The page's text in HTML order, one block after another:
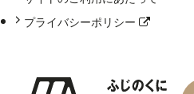
プライバシーポリシー